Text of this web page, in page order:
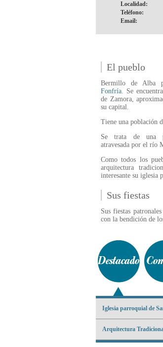
Localidad:
Teléfono:
Email:
El pueblo
Bermillo de Alba
Fonfría. Se
de Zamora,
su capital.
Tiene una población
Se trata de una
atravesada por el río
Como todos los
arquitectura
interesante su iglesia
Sus fiestas
Sus fiestas
con la bendición de
Iglesia parroquial de
Arquitectura